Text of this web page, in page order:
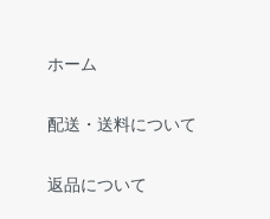
ホーム
配送・送料について
返品について